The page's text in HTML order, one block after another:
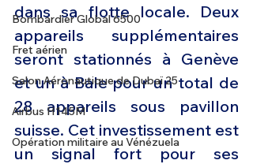
Bombardier Global 6500
Fret aérien
Salon Aéronautique de Dubaï 25
Airbus H145M
Opération militaire au Vénézuela
dans sa flotte locale. Deux
appareils supplémentaires
seront stationnés à Genève
et un à Bale pour un total de
28 appareils sous pavillon
suisse. Cet investissement est
un signal fort pour ses